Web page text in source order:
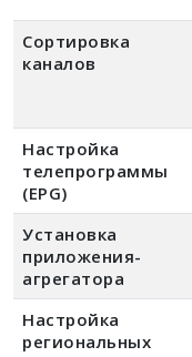
Сортировка
каналов
Настройка
телепрограммы
(EPG)
Установка
приложения-
агрегатора
Настройка
региональных